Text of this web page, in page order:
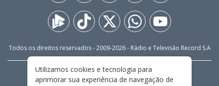
Todos os direitos reservados - 2009-2026- Rádio e Televisão Record S.A
FALE CONOSCO
PRIVACIDADE
Utilizamos cookies e tecnologia para
aprimorar sua experiência de navegação de